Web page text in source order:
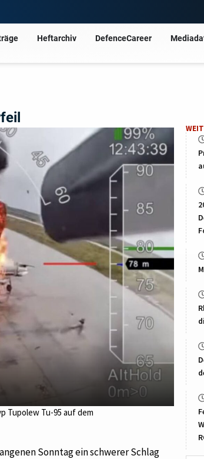
Heftarchiv DefenceCareer
Tupolew Tu-95 auf dem
Sonntag ein schwerer Schlag